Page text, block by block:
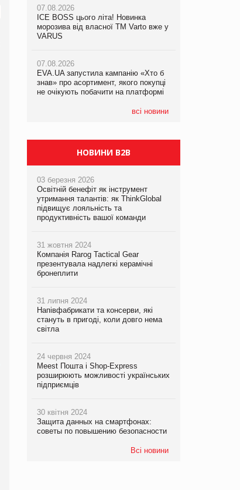
07.08.2026
ICE BOSS цього літа! Новинка
морозива від власної ТМ Varto вже у
VARUS
07.08.2026
EVA.UA запустила кампанію «Хто б
знав» про асортимент, якого покупці
не очікують побачити на платформі
всі новини
07.08.2026
ICE BOSS цього літа! Новинка
морозива від власної ТМ Varto вже у
VARUS
07.08.2026
EVA.UA запустила кампанію «Хто б
знав» про асортимент, якого покупці
не очікують побачити на платформі
07.08.2026
Франція заборонила рекламні дзвінки
НОВИНИ B2B
03 березня 2026
Освітній бенефіт як інструмент
утримання талантів: як ThinkGlobal
підвищує лояльність та
продуктивність вашої команди
31 жовтня 2024
Компанія Rarog Tactical Gear
презентувала надлегкі керамічні
бронеплити
31 липня 2024
Напівфабрикати та консерви, які
стануть в пригоді, коли довго нема
світла
24 червня 2024
Meest Пошта і Shop-Express
розширюють можливості українських
підприємців
30 квітня 2024
Защита данных на смартфонах:
советы по повышению безопасности
Всі новини